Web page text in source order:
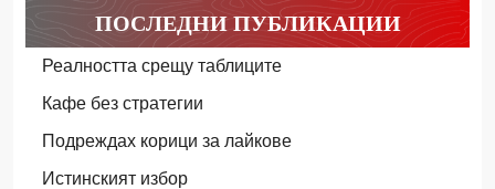
ПОСЛЕДНИ ПУБЛИКАЦИИ
Реалността срещу таблиците
Кафе без стратегии
Подреждах корици за лайкове
Истинският избор